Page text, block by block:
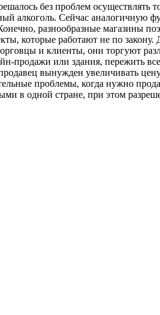
без проблем осуществлять
алкоголь. Сейчас аналогичную
разнообразные магазины
которые работают не по
и клиенты, они торгуют
продажи или здания, пережить
вынужден увеличивать
проблемы, когда нужно
в одной стране, при этом